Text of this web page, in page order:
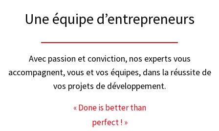
Une équipe d’entrepreneurs
Avec passion et conviction, nos experts vous
accompagnent, vous et vos équipes, dans la réussite de
vos projets de développement.
« Done is better than
perfect ! »